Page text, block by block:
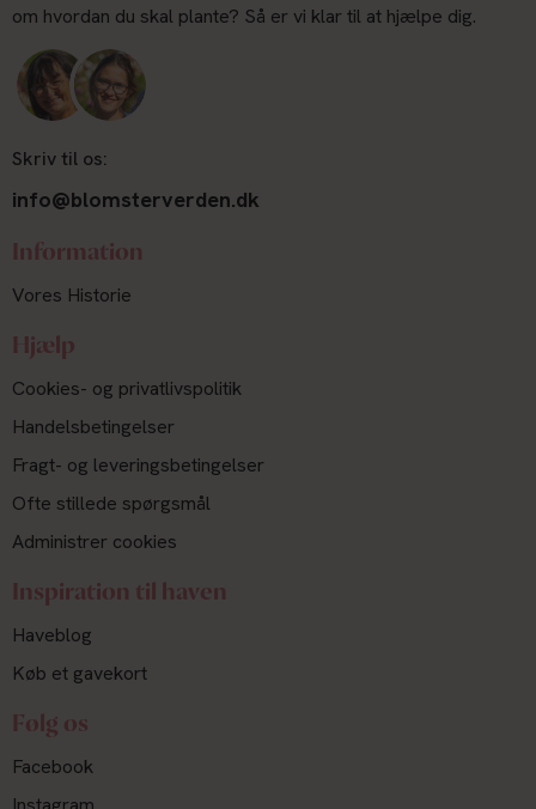
om hvordan du skal plante? Så er vi klar til at hjælpe dig.
Skriv til os:
info@blomsterverden.dk
Information
Vores Historie
Hjælp
Cookies- og privatlivspolitik
Handelsbetingelser
Fragt- og leveringsbetingelser
Ofte stillede spørgsmål
Administrer cookies
Inspiration til haven
Haveblog
Køb et gavekort
Følg os
Facebook